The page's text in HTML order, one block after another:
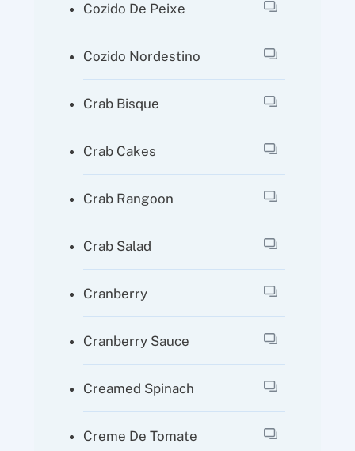
Cozido De Peixe
Cozido Nordestino
Crab Bisque
Crab Cakes
Crab Rangoon
Crab Salad
Cranberry
Cranberry Sauce
Creamed Spinach
Creme De Tomate